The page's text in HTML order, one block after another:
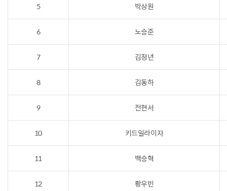
5 박상원
6 노승준
7 김정년
8 김동하
9 전현서
10 키드일라이자
11 백승혁
12 황우빈